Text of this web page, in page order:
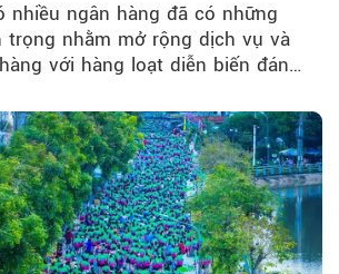
nhiều ngân hàng đã có những
trọng nhằm mở rộng dịch vụ và
với hàng loạt diễn biến đáng